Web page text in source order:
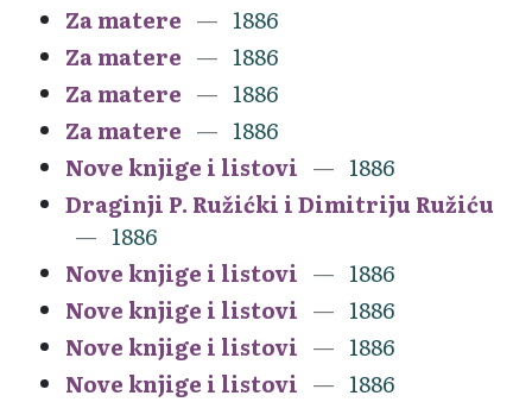
Za matere
1886
Za matere
1886
Za matere
1886
Za matere
1886
Nove knjige i listovi
1886
Draginji P. Ružićki i Dimitriju Ružiću
1886
Nove knjige i listovi
1886
Nove knjige i listovi
1886
Nove knjige i listovi
1886
Nove knjige i listovi
1886